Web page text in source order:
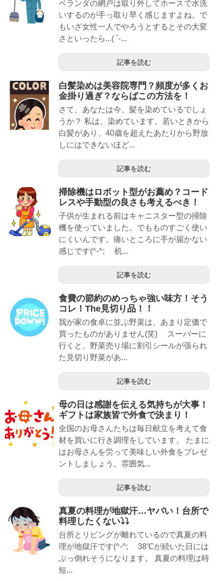
ベランダの網戸は取り外してホースで水洗
いするのが手っ取り早く感じますよね。で
もいざ女性一人でやろうとするとその大変
さといったら...( ´-...
記事を読む
白髪染めは美容院専門？頻度が多くお
金掛り過ぎ？ならばこの方法を！
さて、あなたは今、髪を染めているでしょ
うか？ 私は、染めています。若いときから
白髪があり、40歳を超えたあたりから野放
しにはできないほど...
記事を読む
掃除機はロボット型がお薦め？コード
レスや手動型の良さも考えるべき！
子供が生まれる前はキャニスター型の掃除
機を使っていました。でもものすごく使い
にくいんです。痛いところに手が届かない
感じです(^-^; 机...
記事を読む
食費の節約のめっちゃ強い味方！そう
コレ！The見切り品！！
我が家の食卓に並ぶ野菜は、あまり定価で
買ったものがありません(笑) スーパーに
行くと、野菜売り場に割引シールが張られ
た見切り野菜があ...
記事を読む
母の日は感謝を伝える気持ちが大事！
ギフトは家族皆で外食で決まり！
全国のお母さんたちは毎日献立を考えて食
材を買いに行き調理をしています。 たまに
はお母さんを労って美味しい外食をプレゼ
ントしましょう。雰囲気...
記事を読む
真夏の料理が地獄汗…ヤバい！台所で
料理したくない⤵⤵
台所とリビングが離れているので真夏の料
理が地獄汗です(^-^; 38℃が続いた日には
ぶっ倒れそうになります。 真夏の料理は時
短...